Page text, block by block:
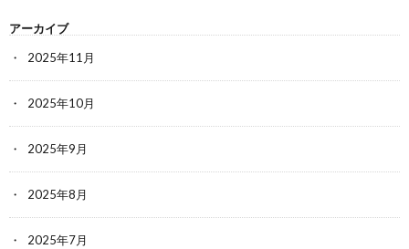
アーカイブ
2025年11月
2025年10月
2025年9月
2025年8月
2025年7月